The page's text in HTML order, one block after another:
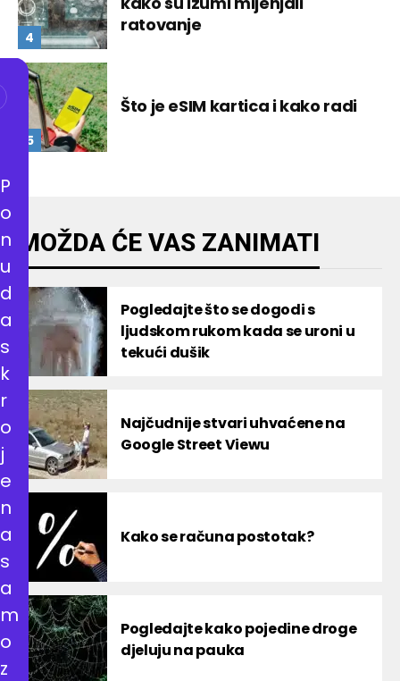
ratovanje
Što je eSIM kartica i kako radi
MOŽDA ĆE VAS ZANIMATI
Pogledajte što se dogodi s
ljudskom rukom kada se uroni u
tekući dušik
Najčudnije stvari uhvaćene na
Google Street Viewu
Kako se računa postotak?
Pogledajte kako pojedine droge
djeluju na pauka
P
o
n
u
d
a
s
k
r
o
j
e
n
a
s
a
m
o
z